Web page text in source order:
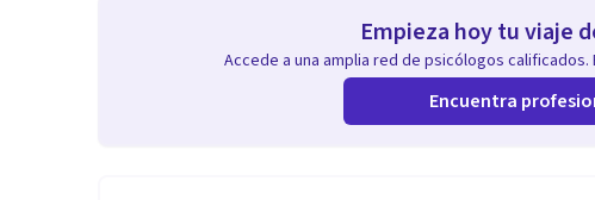
Empieza hoy tu viaje
Accede a una amplia red de psicólogos
Encuentra